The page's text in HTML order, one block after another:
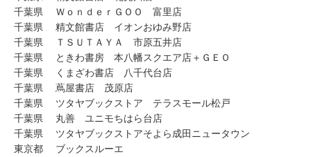
千葉県 ＷｏｎｄｅｒＧＯＯ 富里店
千葉県 精文館書店 イオンおゆみ野店
千葉県 ＴＳＵＴＡＹＡ 市原五井店
千葉県 ときわ書房 本八幡スクエア店＋ＧＥＯ
千葉県 くまざわ書店 八千代台店
千葉県 蔦屋書店 茂原店
千葉県 ツタヤブックストア テラスモール松戸
千葉県 丸善 ユニモちはら台店
千葉県 ツタヤブックストアそよら成田ニュータウン
東京都 ブックスルーエ